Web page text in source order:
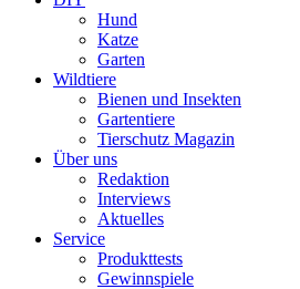
Hund
Katze
Garten
Wildtiere
Bienen und Insekten
Gartentiere
Tierschutz Magazin
Über uns
Redaktion
Interviews
Aktuelles
Service
Produkttests
Gewinnspiele